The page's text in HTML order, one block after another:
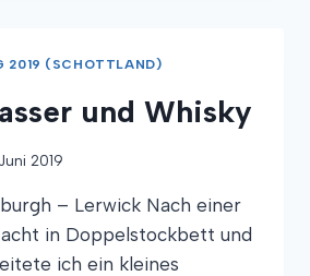
2019 (SCHOTTLAND)
und Whisky
2019
– Lerwick Nach einer
in Doppelstockbett und
ich ein kleines